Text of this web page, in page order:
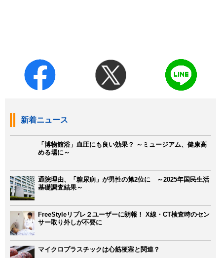
新着ニュース
「博物館浴」血圧にも良い効果？ ～ミュージアム、健康高
める場に～
通院理由、「糖尿病」が男性の第2位に ～2025年国民生活
基礎調査結果～
FreeStyleリブレ２ユーザーに朗報！ X線・CT検査時のセン
サー取り外しが不要に
マイクロプラスチックは心筋梗塞と関連？